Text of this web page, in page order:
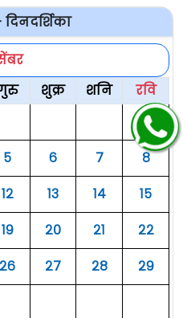
शुक्र शनि
रवि
१
५ ६ ७
८
१२ १३ १४
१५
१९ २० २१
२२
२६ २७ २८
२९